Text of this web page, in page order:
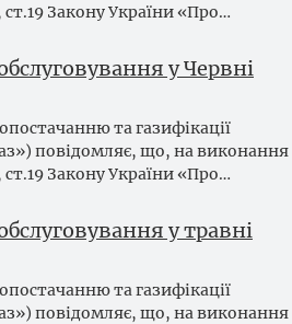
Закону України «Про…
у Червні
та газифікації
повідомляє, що, на виконання
Закону України «Про…
у травні
та газифікації
повідомляє, що, на виконання